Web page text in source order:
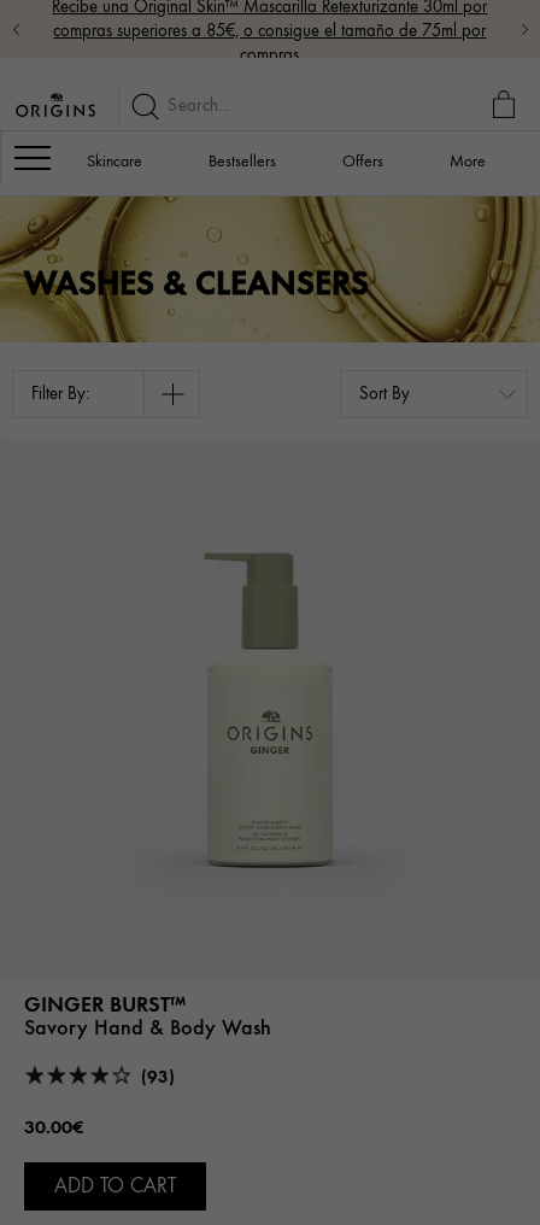
Recibe una Original Skin™ Mascarilla Retexturizante 30ml por
compras superiores a 85€, o consigue el tamaño de 75ml por
compras
MY
Navigation
Skincare Bestsellers Offers More
WASHES & CLEANSERS
Filter By:
GINGER BURST™
Savory Hand & Body Wash
(93)
30.00€
ADD TO CART